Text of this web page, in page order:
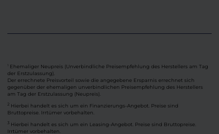
Ehemaliger Neupreis (Unverbindliche Preisempfehlung des Herstellers am Tag
der Erstzulassung).
Der errechnete Preisvorteil sowie die angegebene Ersparnis errechnet sich
gegenüber der ehemaligen unverbindlichen Preisempfehlung des Herstellers
am Tag der Erstzulassung (Neupreis).
2 Hierbei handelt es sich um ein Finanzierungs-Angebot. Preise sind
Bruttopreise. Irrtümer vorbehalten.
3 Hierbei handelt es sich um ein Leasing-Angebot. Preise sind Bruttopreise.
Irrtümer vorbehalten.